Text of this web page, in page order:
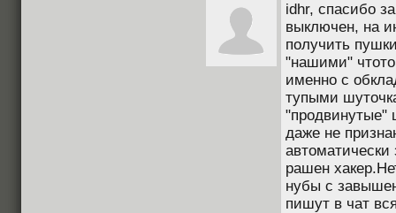
idhr, спасибо
выключен, на
получить
"нашими" чтото
именно с
тупыми
"продвинутые"
даже не
рашен
нубы с
пишут в чат